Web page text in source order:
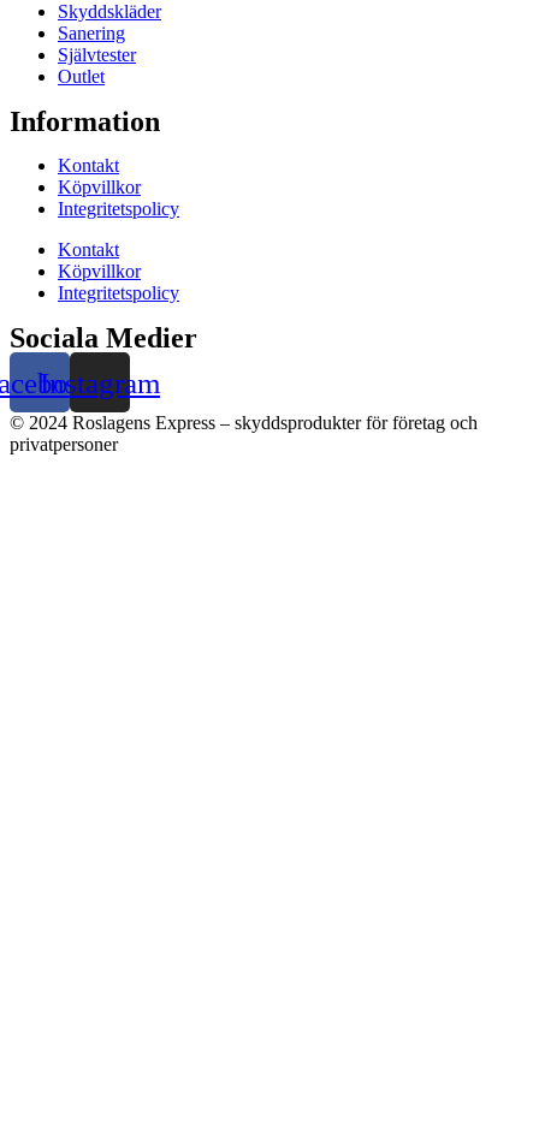
Skyddskläder
Sanering
Självtester
Outlet
Information
Kontakt
Köpvillkor
Integritetspolicy
Kontakt
Köpvillkor
Integritetspolicy
Sociala Medier
Instagram
© 2024 Roslagens Express – skyddsprodukter för företag och
privatpersoner